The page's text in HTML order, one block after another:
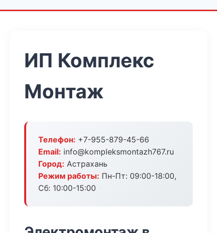
ИП Комплекс
Монтаж
Телефон: +7-955-879-45-66
Email: info@kompleksmontazh767.ru
Город: Астрахань
Режим работы: Пн-Пт: 09:00-18:00,
Сб: 10:00-15:00